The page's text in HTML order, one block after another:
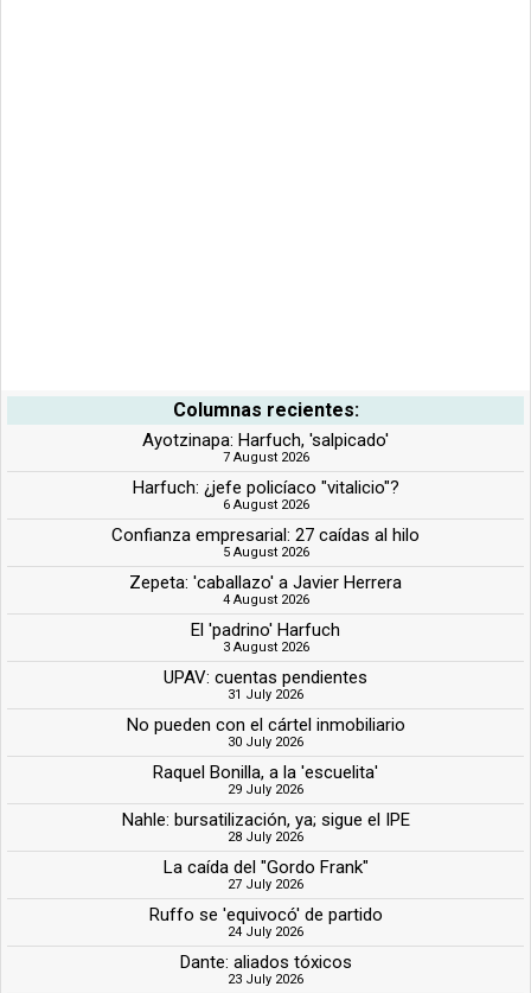
Columnas recientes:
Ayotzinapa: Harfuch, 'salpicado'
7 August 2026
Harfuch: ¿jefe policíaco "vitalicio"?
6 August 2026
Confianza empresarial: 27 caídas al hilo
5 August 2026
Zepeta: 'caballazo' a Javier Herrera
4 August 2026
El 'padrino' Harfuch
3 August 2026
UPAV: cuentas pendientes
31 July 2026
No pueden con el cártel inmobiliario
30 July 2026
Raquel Bonilla, a la 'escuelita'
29 July 2026
Nahle: bursatilización, ya; sigue el IPE
28 July 2026
La caída del "Gordo Frank"
27 July 2026
Ruffo se 'equivocó' de partido
24 July 2026
Dante: aliados tóxicos
23 July 2026